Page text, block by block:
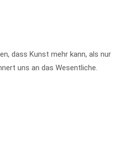
dass Kunst mehr kann, als nur
uns an das Wesentliche.